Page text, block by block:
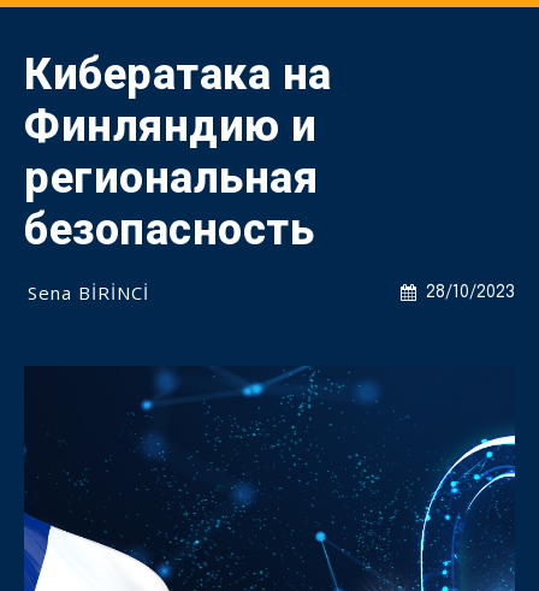
Кибератака на
Финляндию и
региональная
безопасность
28/10/2023
Sena BİRİNCİ